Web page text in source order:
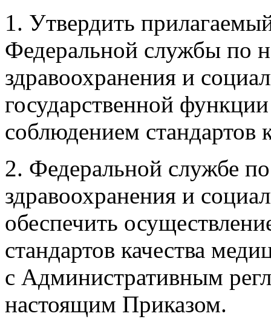
1. Утвердить
Федеральной службы по
здравоохранения и
государственной
соблюдением стандартов
2. Федеральной службе
здравоохранения и
обеспечить
стандартов качества
с Административным
настоящим Приказом.